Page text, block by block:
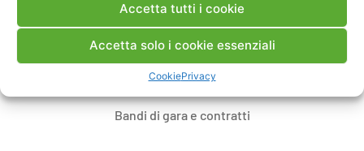
Accetta tutti i cookie
Accetta solo i cookie essenziali
CookiePrivacy
Note Legali
Dove siamo
Bandi di gara e contratti